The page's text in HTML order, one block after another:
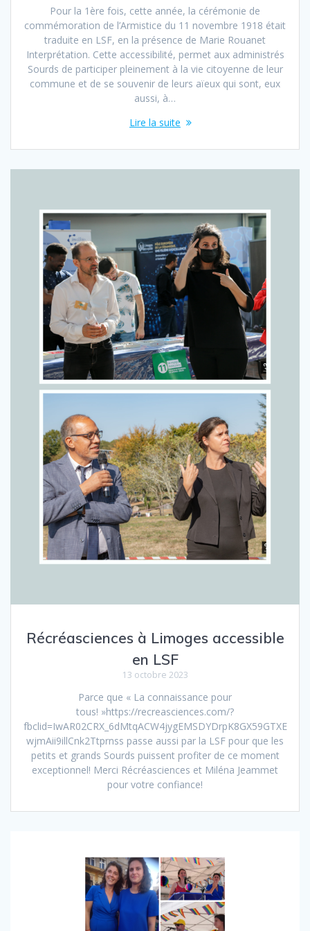
Pour la 1ère fois, cette année, la cérémonie de
commémoration de l’Armistice du 11 novembre 1918 était
traduite en LSF, en la présence de Marie Rouanet
Interprétation. Cette accessibilité, permet aux administrés
Sourds de participer pleinement à la vie citoyenne de leur
commune et de se souvenir de leurs aïeux qui sont, eux
aussi, à…
Lire la suite
Récréasciences à Limoges accessible
en LSF
13 octobre 2023
Parce que « La connaissance pour
tous! »https://recreasciences.com/?
fbclid=IwAR02CRX_6dMtqACW4jygEMSDYDrpK8GX59GTXE
wjmAii9illCnk2Ttprnss passe aussi par la LSF pour que les
petits et grands Sourds puissent profiter de ce moment
exceptionnel! Merci Récréasciences et Miléna Jeammet
pour votre confiance!